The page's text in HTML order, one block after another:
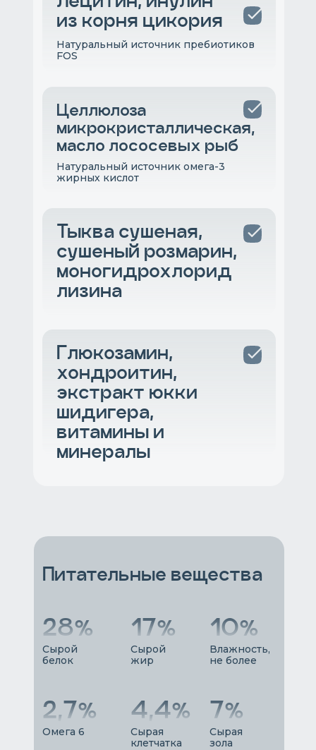
из корня цикория
Натуральный источник пребиотиков
FOS
Целлюлоза
микрокристаллическая,
масло лососевых рыб
Натуральный источник омега-3
жирных кислот
Тыква сушеная,
сушеный розмарин,
моногидрохлорид
лизина
Глюкозамин,
хондроитин,
экстракт юкки
шидигера,
витамины и
минералы
Питательные вещества
Сырой
белок
28%
Сырой
жир
17%
Сырая
клетчатка
4,4%
Влажность,
не более
10%
Сырая
зола
7%
Омега 6
2,7%